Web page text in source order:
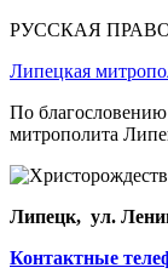
РУССКАЯ
Липецкая
По
митрополита
Липецк, ул.
Контактные